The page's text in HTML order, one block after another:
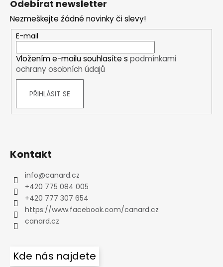
Odebírat newsletter
Nezmeškejte žádné novinky či slevy!
E-mail
Vložením e-mailu souhlasíte s podmínkami
ochrany osobních údajů
PŘIHLÁSIT SE
Kontakt
info@canard.cz
+420 775 084 005
+420 777 307 654
https://www.facebook.com/canard.cz
canard.cz
Kde nás najdete